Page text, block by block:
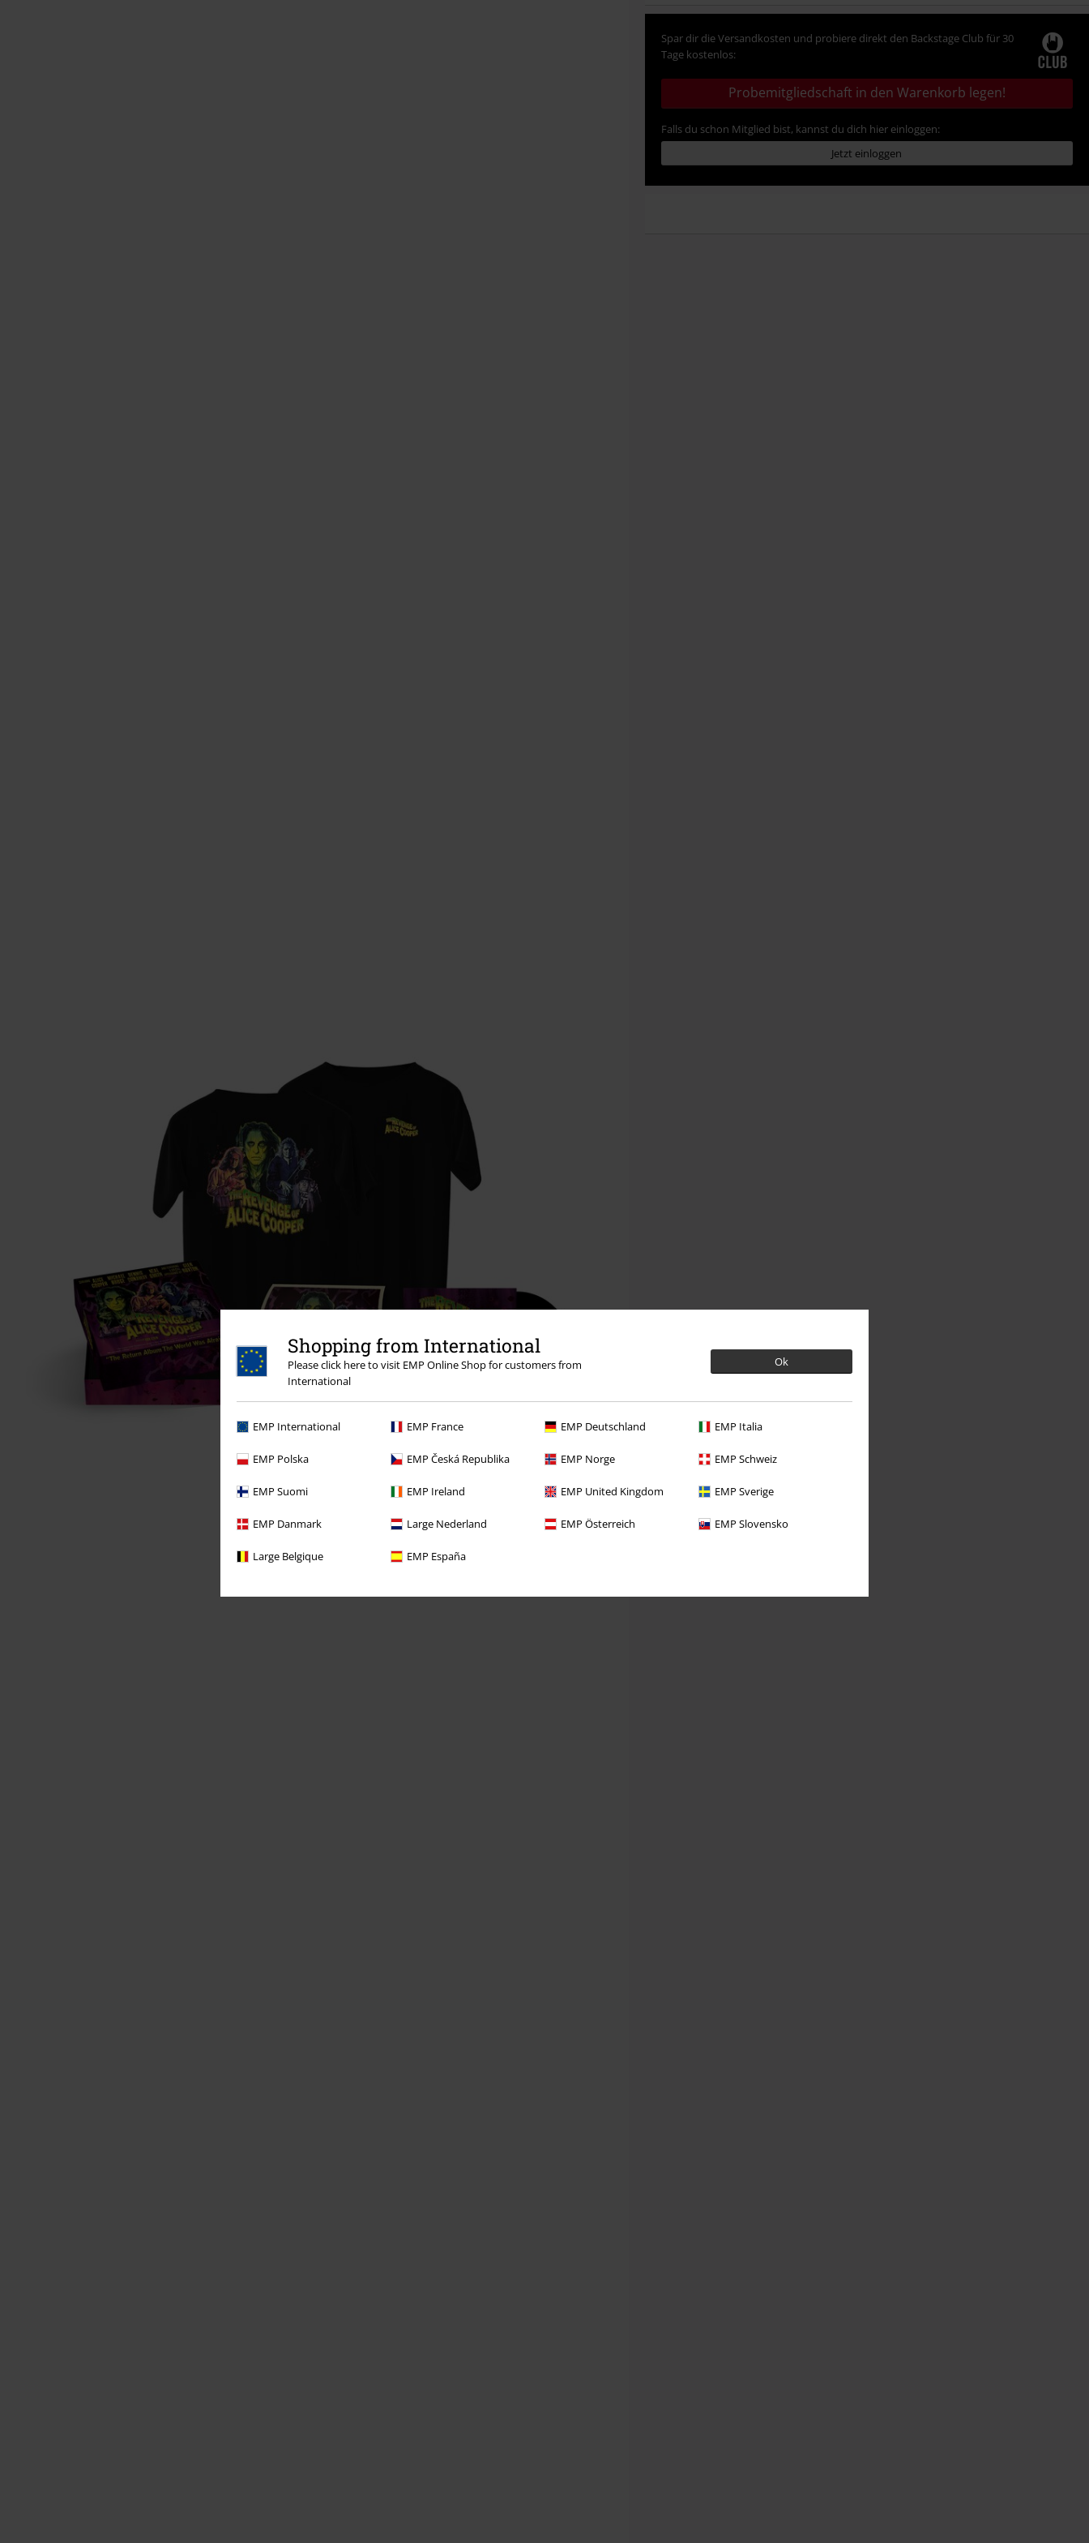
Shopping from International
Please click here to visit EMP Online Shop for customers from
International
Ok
EMP International EMP France EMP Deutschland EMP Italia
EMP Polska EMP Česká Republika EMP Norge EMP Schweiz
EMP Suomi EMP Ireland EMP United Kingdom EMP Sverige
EMP Danmark Large Nederland EMP Österreich EMP Slovensko
Large Belgique EMP España
Spar dir die Versandkosten und probiere direkt den Backstage Club für 30
Tage kostenlos:
Probemitgliedschaft in den Warenkorb legen!
Falls du schon Mitglied bist, kannst du dich hier einloggen:
Jetzt einloggen